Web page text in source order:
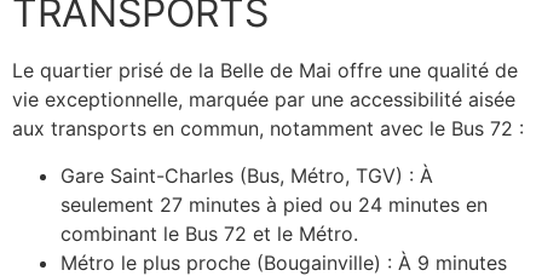
TRANSPORTS
Le quartier prisé de la Belle de Mai offre une qualité de
vie exceptionnelle, marquée par une accessibilité aisée
aux transports en commun, notamment avec le Bus 72 :
Gare Saint-Charles (Bus, Métro, TGV) : À
seulement 27 minutes à pied ou 24 minutes en
combinant le Bus 72 et le Métro.
Métro le plus proche (Bougainville) : À 9 minutes